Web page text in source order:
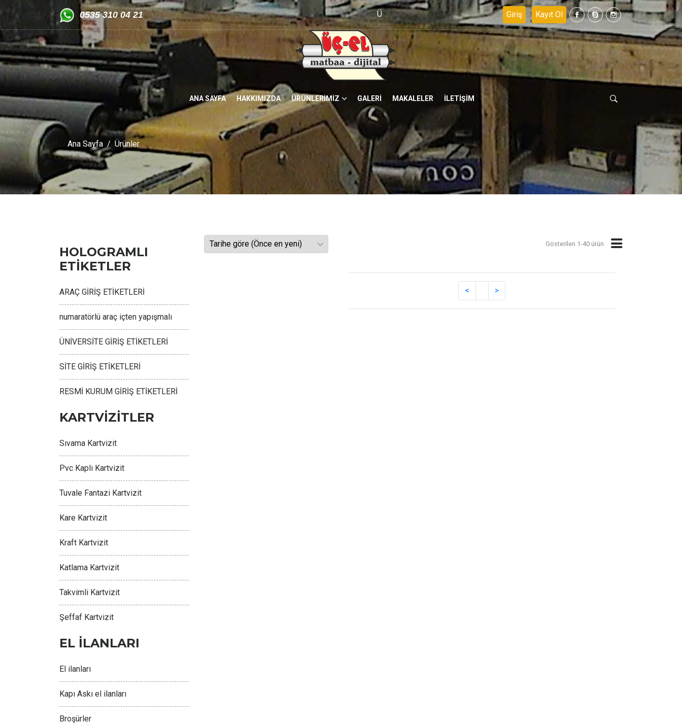
0535 310 04 21 ÜÇ-EL MATBAA ve REKLAM HİZMETLERİ
ANA SAYFA HAKKIMIZDA ÜRÜNLERİMİZ GALERİ MAKALELER İLETİŞİM
Ana Sayfa Ürünler
Gösterilen 1-40 ürün
HOLOGRAMLI
ETİKETLER
ARAÇ GİRİŞ ETİKETLERİ
numaratörlü araç içten yapışmalı
ÜNİVERSİTE GİRİŞ ETİKETLERİ
SİTE GİRİŞ ETİKETLERİ
RESMİ KURUM GİRİŞ ETİKETLERİ
KARTVİZİTLER
Sıvama Kartvizit
Pvc Kaplı Kartvizit
Tuvale Fantazi Kartvizit
Kare Kartvizit
Kraft Kartvizit
Katlama Kartvizit
Takvimli Kartvizit
Şeffaf Kartvizit
EL İLANLARI
El ilanları
Kapı Askı el ilanları
Broşürler